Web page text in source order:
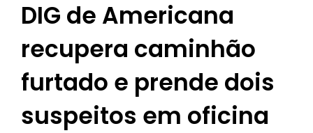
DIG de Americana
recupera caminhão
furtado e prende dois
suspeitos em oficina